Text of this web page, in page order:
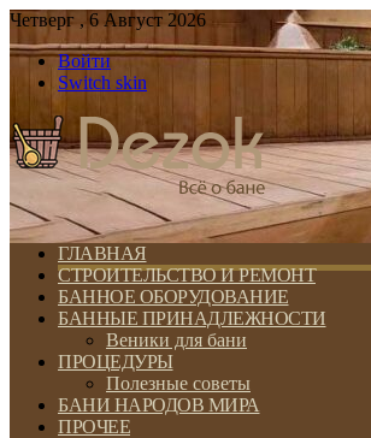
Четверг , 6 Август 2026
Войти
Switch skin
ГЛАВНАЯ
СТРОИТЕЛЬСТВО И РЕМОНТ
БАННОЕ ОБОРУДОВАНИЕ
БАННЫЕ ПРИНАДЛЕЖНОСТИ
Веники для бани
ПРОЦЕДУРЫ
Полезные советы
БАНИ НАРОДОВ МИРА
ПРОЧЕЕ